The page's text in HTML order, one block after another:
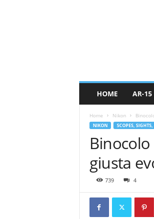
O
HOME AR-15
Home Nikon
NIKON SCOPES,
Binocolo
giusta
739 4